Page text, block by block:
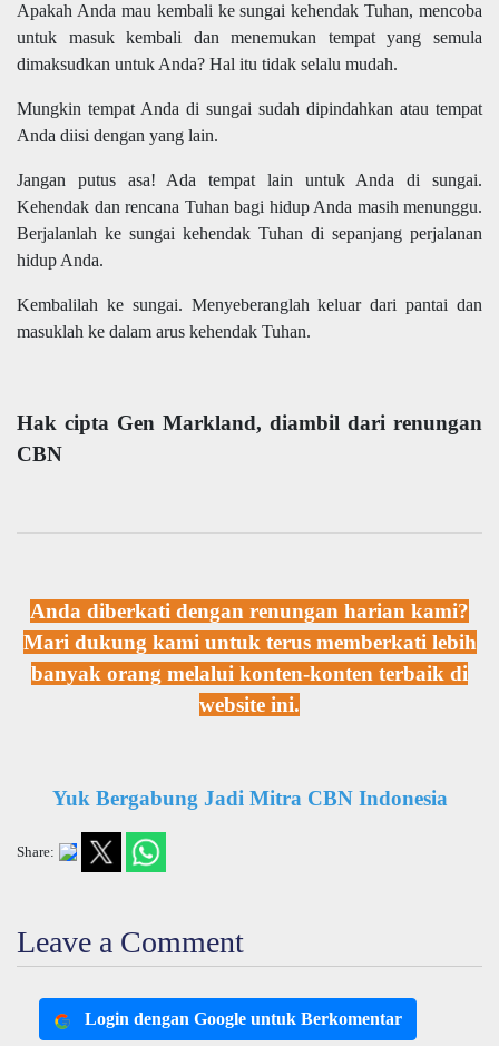
Apakah Anda mau kembali ke sungai kehendak Tuhan, mencoba
untuk masuk kembali dan menemukan tempat yang semula
dimaksudkan untuk Anda? Hal itu tidak selalu mudah.
Mungkin tempat Anda di sungai sudah dipindahkan atau tempat
Anda diisi dengan yang lain.
Jangan putus asa! Ada tempat lain untuk Anda di sungai.
Kehendak dan rencana Tuhan bagi hidup Anda masih menunggu.
Berjalanlah ke sungai kehendak Tuhan di sepanjang perjalanan
hidup Anda.
Kembalilah ke sungai. Menyeberanglah keluar dari pantai dan
masuklah ke dalam arus kehendak Tuhan.
Hak cipta Gen Markland, diambil dari renungan
CBN
Anda diberkati dengan renungan harian kami?
Mari dukung kami untuk terus memberkati lebih
banyak orang melalui konten-konten terbaik di
website ini.
Yuk Bergabung Jadi Mitra CBN Indonesia
Share:
Leave a Comment
Login dengan Google untuk Berkomentar